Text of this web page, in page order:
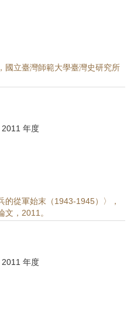
國立臺灣師範大學臺灣史研究所
年度
的從軍始末（1943-1945）〉，
文，2011。
年度